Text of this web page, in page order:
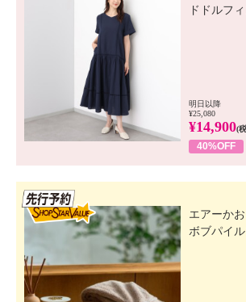
ドドルフ
明日以降
¥25,080
¥14,900(
40%OFF
エアーか
ボブパイル